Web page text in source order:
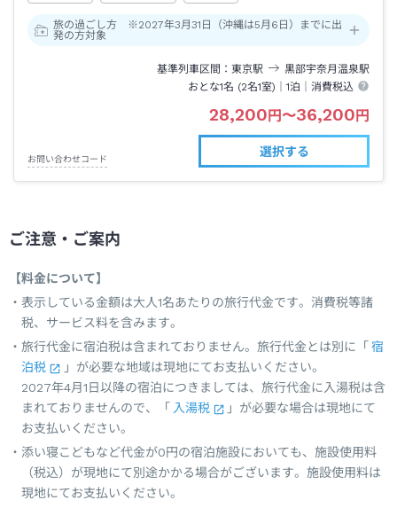
旅の過ごし方 ※2027年3月31日（沖縄は5月6日）までに出
発の方対象
基準列車区間 東京駅 黒部宇奈月温泉駅
おとな1名 (2名1室)｜1泊 ｜消費税込
28,200 円 〜36,200 円
お問い合わせコード
選択する
ご注意・ご案内
【料金について】
表示している金額は大人1名あたりの旅行代金です。消費税等諸
税、サービス料を含みます。
旅行代金に宿泊税は含まれておりません。旅行代金とは別に「 宿
泊税
」が必要な地域は現地にてお支払いください。
2027年4月1日以降の宿泊につきましては、旅行代金に入湯税は含
まれておりませんので、「 入湯税
」が必要な場合は現地にて
お支払いください。
添い寝こどもなど代金が0円の宿泊施設においても、施設使用料
（税込）が現地にて別途かかる場合がございます。施設使用料は
現地にてお支払いください。